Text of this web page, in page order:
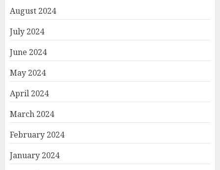
August 2024
July 2024
June 2024
May 2024
April 2024
March 2024
February 2024
January 2024